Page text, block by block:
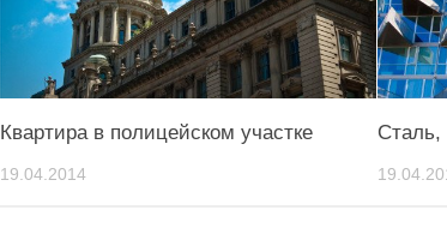
Квартира в полицейском участке
19.04.2014
Сталь,